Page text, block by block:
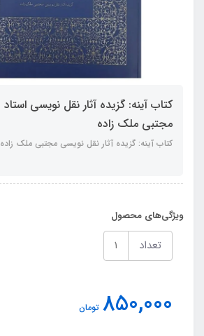
کتاب آینه: گزیده آثار نقل نویسی استاد
مجتبی ملک زاده
کتاب آینه: گزیده آثار نقل نویسی مجتبی ملک زاده
ویژگی‌های محصول
تعداد
850,000 تومان